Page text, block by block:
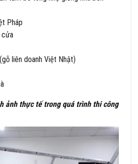
Pháp
cửa
liên doanh Việt Nhật)
ảnh thực tế trong quá trình thi công